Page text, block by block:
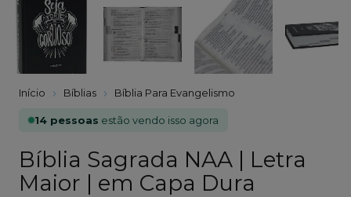
Início Bíblias Bíblia Para Evangelismo
14 pessoas estão vendo isso agora
Bíblia Sagrada NAA | Letra
Maior | em Capa Dura